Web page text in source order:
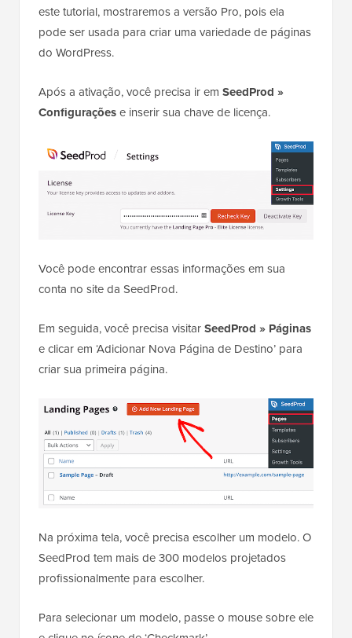
este tutorial, mostraremos a versão Pro, pois ela
pode ser usada para criar uma variedade de páginas
do WordPress.
Após a ativação, você precisa ir em SeedProd »
Configuraçõese inserir sua chave de licença.
Você pode encontrar essas informações em sua
conta no site da SeedProd.
Em seguida, você precisa visitarSeedProd » Páginas
e clicar em ‘Adicionar Nova Página de Destino’ para
criar sua primeira página.
Na próxima tela, você precisa escolher um modelo. O
SeedProd tem mais de 300 modelos projetados
profissionalmente para escolher.
Para selecionar um modelo, passe o mouse sobre ele